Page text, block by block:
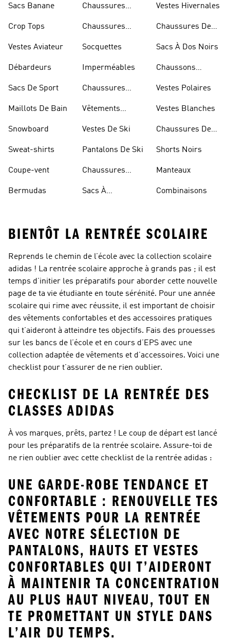
Sacs Banane
Crop Tops
Vestes Aviateur
Débardeurs
Sacs De Sport
Maillots De Bain
Snowboard
Sweat-shirts
Coupe-vent
Bermudas
Chaussures
Chaussures
Socquettes
Imperméables
Chaussures
Vêtements
Vestes De Ski
Pantalons De Ski
Chaussures
Sacs À
Vestes Hivernales
Chaussures De
Sacs À Dos Noirs
Chaussons
Vestes Polaires
Vestes Blanches
Chaussures De
Shorts Noirs
Manteaux
Combinaisons
BIENTÔT LA RENTRÉE SCOLAIRE
Reprends le chemin de l’école avec la collection scolaire
adidas ! La rentrée scolaire approche à grands pas ; il est
temps d’initier les préparatifs pour aborder cette nouvelle
page de ta vie étudiante en toute sérénité. Pour une année
scolaire qui rime avec réussite, il est important de choisir
des vêtements confortables et des accessoires pratiques
qui t’aideront à atteindre tes objectifs. Fais des prouesses
sur les bancs de l’école et en cours d’EPS avec une
collection adaptée de vêtements et d’accessoires. Voici une
checklist pour t’assurer de ne rien oublier.
CHECKLIST DE LA RENTRÉE DES
CLASSES ADIDAS
À vos marques, prêts, partez ! Le coup de départ est lancé
pour les préparatifs de la rentrée scolaire. Assure-toi de
ne rien oublier avec cette checklist de la rentrée adidas :
UNE GARDE-ROBE TENDANCE ET
CONFORTABLE : RENOUVELLE TES
VÊTEMENTS POUR LA RENTRÉE
AVEC NOTRE SÉLECTION DE
PANTALONS, HAUTS ET VESTES
CONFORTABLES QUI T’AIDERONT
À MAINTENIR TA CONCENTRATION
AU PLUS HAUT NIVEAU, TOUT EN
TE PROMETTANT UN STYLE DANS
L’AIR DU TEMPS.